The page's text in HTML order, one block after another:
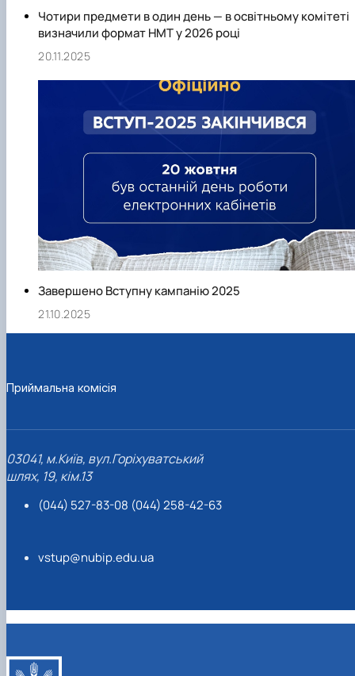
Чотири предмети в один день — в освітньому комітеті
визначили формат НМТ у 2026 році
20.11.2025
Завершено Вступну кампанію 2025
21.10.2025
Приймальна комісія
03041, м.Київ, вул.Горіхуватський
шлях, 19, кім.13
(044) 527-83-08 (044) 258-42-63
vstup@nubip.edu.ua